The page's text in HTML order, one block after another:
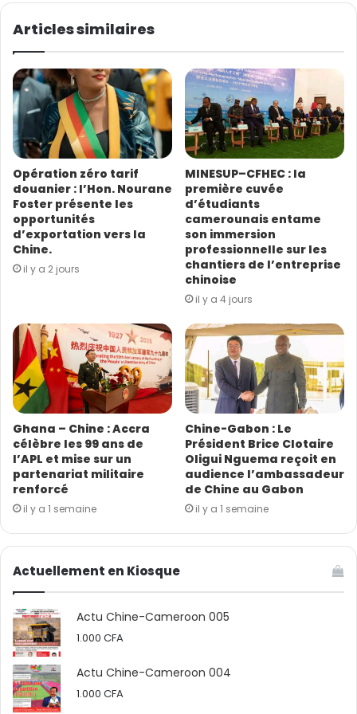
L’appel d’offres du ministre invite les entreprises des
Travaux publics installés sur le territoire camerounais,
de soumissionner pour la réalisation du marché, dans
un délai de 12 mois à compter de la date de signature
du communiqué. Les travaux financés par le budget
2024-2025 du ministère camerounais des Travaux
publics, consisteront à réaliser la chaussée, l’installation
de chantier, l’assainissement et le drainage, les
ouvrages d’art, la signalisation, les équipements de
sécurité, etc.
o
r
e
a
d
r
e
s
s
e
E
m
a
l
Articles similaires
Opération zéro tarif
douanier : l’Hon. Nourane
Foster présente les
opportunités
d’exportation vers la
Chine.
il y a 2 jours
MINESUP–CFHEC : la
première cuvée
d’étudiants
camerounais entame
son immersion
professionnelle sur les
chantiers de l’entreprise
chinoise
il y a 4 jours
Ghana – Chine : Accra
célèbre les 99 ans de
l’APL et mise sur un
partenariat militaire
renforcé
il y a 1 semaine
Chine-Gabon : Le
Président Brice Clotaire
Oligui Nguema reçoit en
audience l’ambassadeur
de Chine au Gabon
il y a 1 semaine
Actuellement en Kiosque
Actu Chine-Cameroon 005
1.000 CFA
Actu Chine-Cameroon 004
1.000 CFA